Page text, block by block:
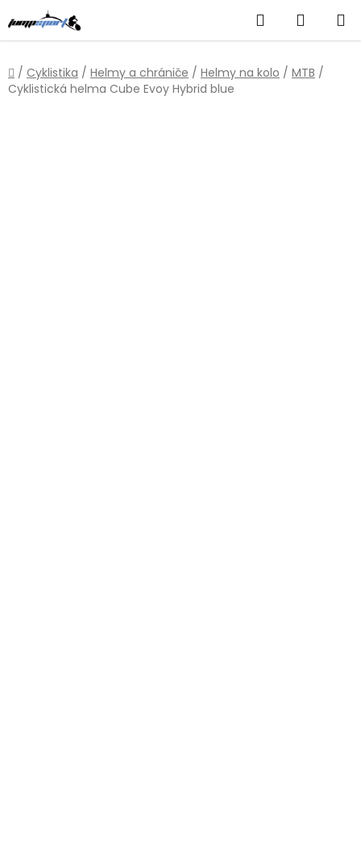
na
obsah
Hledat
KOŠÍK
Domů
/ Cyklistika / Helmy a chrániče / Helmy na kolo / MTB /
Cyklistická helma Cube Evoy Hybrid blue